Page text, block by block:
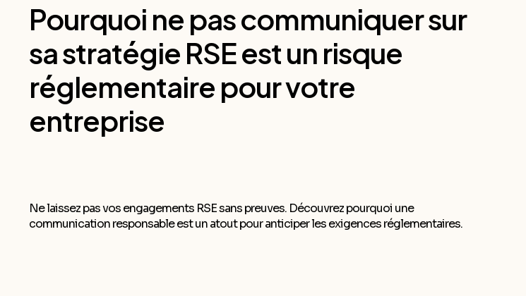
Pourquoi ne pas communiquer sur
sa stratégie RSE est un risque
réglementaire pour votre
entreprise
Ne laissez pas vos engagements RSE sans preuves. Découvrez pourquoi une
communication responsable est un atout pour anticiper les exigences réglementaires.